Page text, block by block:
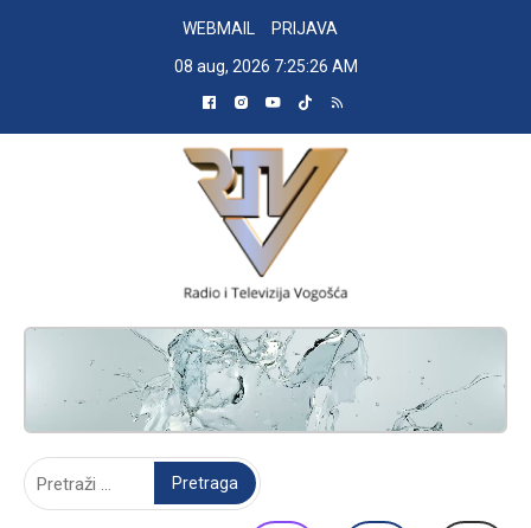
WEBMAIL
PRIJAVA
08 aug, 2026 7:25:27 AM
RADIO TELEVIZIJA VOGOŠĆA